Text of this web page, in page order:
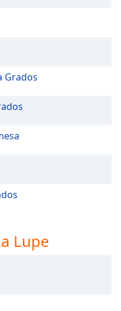
Grados
Lupe